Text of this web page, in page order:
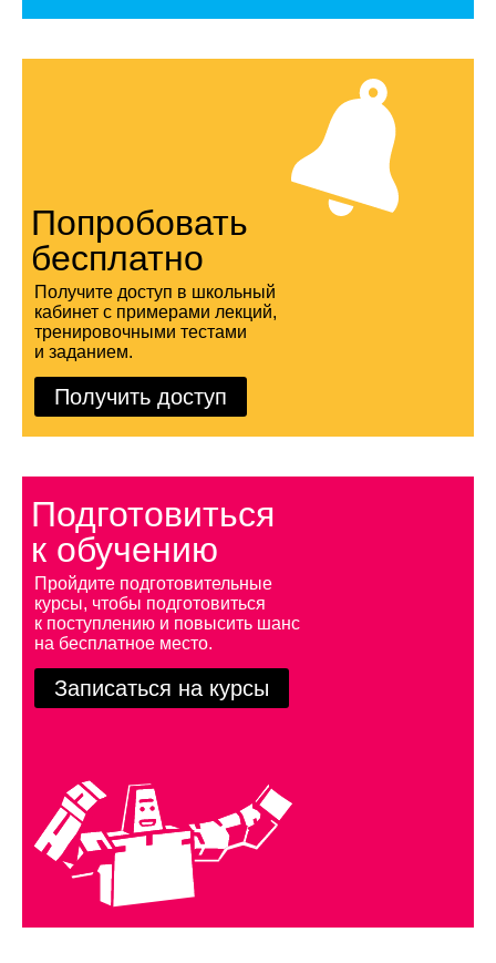
Попробовать
бесплатно
Получите доступ в школьный
кабинет с примерами лекций,
тренировочными тестами
и заданием.
Получить доступ
Подготовиться
к обучению
Пройдите подготовительные
курсы, чтобы подготовиться
к поступлению и повысить шанс
на бесплатное место.
Записаться на курсы